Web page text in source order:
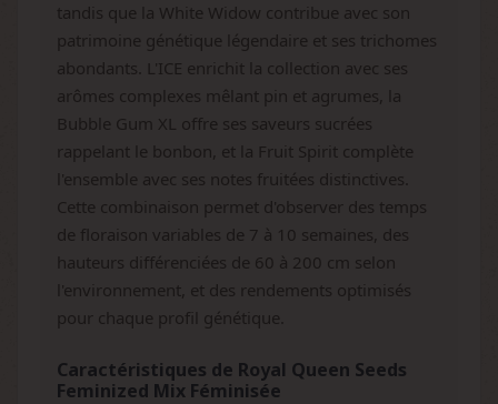
tandis que la White Widow contribue avec son
patrimoine génétique légendaire et ses trichomes
abondants. L'ICE enrichit la collection avec ses
arômes complexes mêlant pin et agrumes, la
Bubble Gum XL offre ses saveurs sucrées
rappelant le bonbon, et la Fruit Spirit complète
l'ensemble avec ses notes fruitées distinctives.
Cette combinaison permet d'observer des temps
de floraison variables de 7 à 10 semaines, des
hauteurs différenciées de 60 à 200 cm selon
l'environnement, et des rendements optimisés
pour chaque profil génétique.
Caractéristiques de Royal Queen Seeds
Feminized Mix Féminisée